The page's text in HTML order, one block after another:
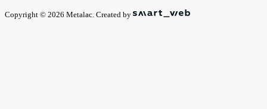
Copyright © 2026 Metalac. Created by